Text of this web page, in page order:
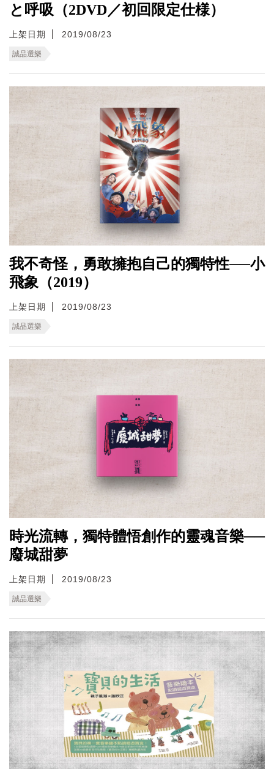
と呼吸（2DVD／初回限定仕様）
上架日期 2019/08/23
誠品選樂
我不奇怪，勇敢擁抱自己的獨特性──小
飛象（2019）
上架日期 2019/08/23
誠品選樂
時光流轉，獨特體悟創作的靈魂音樂──
廢城甜夢
上架日期 2019/08/23
誠品選樂